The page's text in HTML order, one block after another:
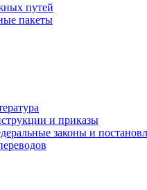
путей
пакеты
и приказы
законы и